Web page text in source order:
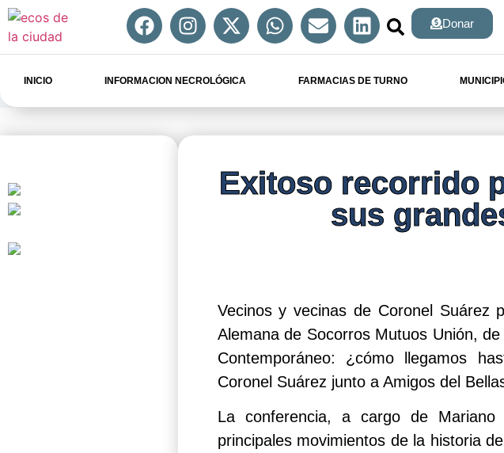
Donar
INICIO INFORMACION NECROLÓGICA FARMACIAS DE TURNO
Exitoso recorrido
sus
Vecinos y vecinas de Coronel Suárez
Alemana de Socorros Mutuos Unión,
Contemporáneo: ¿cómo llegamos
Coronel Suárez junto a Amigos del
La conferencia, a cargo de
principales movimientos de la historia